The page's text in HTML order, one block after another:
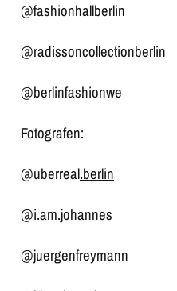
@fashionhallberlin
@radissoncollectionberlin
@berlinfashionwe
Fotografen:
@uberreal.berlin
@i.am.johannes
@juergenfreymann